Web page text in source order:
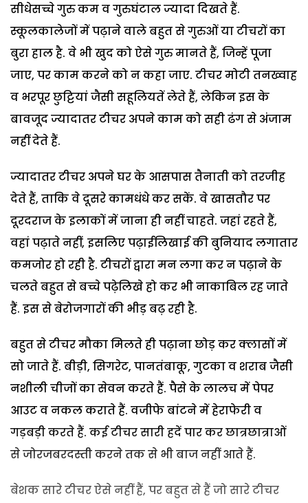
सीधेसच्चे गुरु कम व गुरुघंटाल ज्यादा दिखते हैं.
स्कूलकालेजों में पढ़ाने वाले बहुत से गुरुओं या टीचरों का
बुरा हाल है. वे भी खुद को ऐसे गुरु मानते हैं, जिन्हें पूजा
जाए, पर काम करने को न कहा जाए. टीचर मोटी तनख्वाह
व भरपूर छुट्टियां जैसी सहूलियतें लेते हैं, लेकिन इस के
बावजूद ज्यादातर टीचर अपने काम को सही ढंग से अंजाम
नहीं देते हैं.
ज्यादातर टीचर अपने घर के आसपास तैनाती को तरजीह
देते हैं, ताकि वे दूसरे कामधंधे कर सकें. वे खासतौर पर
दूरदराज के इलाकों में जाना ही नहीं चाहते. जहां रहते हैं,
वहां पढ़ाते नहीं, इसलिए पढ़ाईलिखाई की बुनियाद लगातार
कमजोर हो रही है. टीचरों द्वारा मन लगा कर न पढ़ाने के
चलते बहुत से बच्चे पढ़ेलिखे हो कर भी नाकाबिल रह जाते
हैं. इस से बेरोजगारों की भीड़ बढ़ रही है.
बहुत से टीचर मौका मिलते ही पढ़ाना छोड़ कर क्लासों में
सो जाते हैं. बीड़ी, सिगरेट, पानतंबाकू, गुटका व शराब जैसी
नशीली चीजों का सेवन करते हैं. पैसे के लालच में पेपर
आउट व नकल कराते हैं. वजीफे बांटने में हेराफेरी व
गड़बड़ी करते हैं. कई टीचर सारी हदें पार कर छात्रछात्राओं
से जोरजबरदस्ती करने तक से भी बाज नहीं आते हैं.
बेशक सारे टीचर ऐसे नहीं हैं, पर बहुत से हैं जो सारे टीचर